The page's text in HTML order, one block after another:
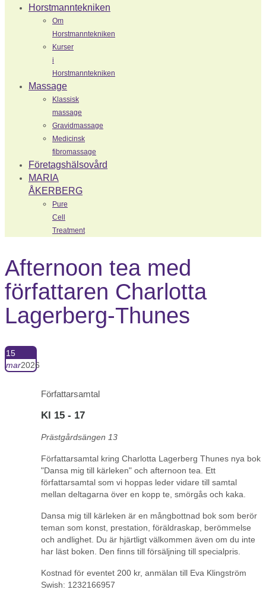
Horstmanntekniken
Om
Horstmanntekniken
Kurser
i
Horstmanntekniken
Massage
Klassisk
massage
Gravidmassage
Medicinsk
fibromassage
Företagshälsovård
MARIA
ÅKERBERG
Pure
Cell
Treatment
Afternoon tea med
författaren Charlotta
Lagerberg-Thunes
15
mar2026
Författarsamtal
Kl 15 - 17
Prästgårdsängen 13
Författarsamtal kring Charlotta Lagerberg Thunes nya bok
"Dansa mig till kärleken" och afternoon tea. Ett
författarsamtal som vi hoppas leder vidare till samtal
mellan deltagarna över en kopp te, smörgås och kaka.
Dansa mig till kärleken är en mångbottnad bok som berör
teman som konst, prestation, föräldraskap, berömmelse
och andlighet. Du är hjärtligt välkommen även om du inte
har läst boken. Den finns till försäljning till specialpris.
Kostnad för eventet 200 kr, anmälan till Eva Klingström
Swish: 1232166957